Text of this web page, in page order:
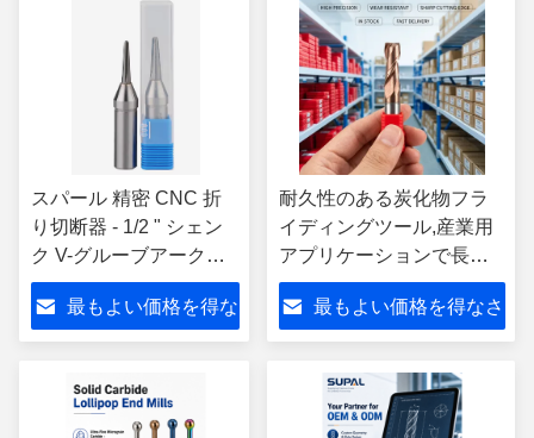
スパール 精密 CNC 折
り切断器 - 1/2 " シェン
ク V-グルーブアークス
ロットリングフレーシ
ングツール
最もよい価格を得な
耐久性のある炭化物フラ
イディングツール,産業用
アプリケーションで長期
にわたって優れた耐熱性
と安定性を提供する
最もよい価格を得なさ